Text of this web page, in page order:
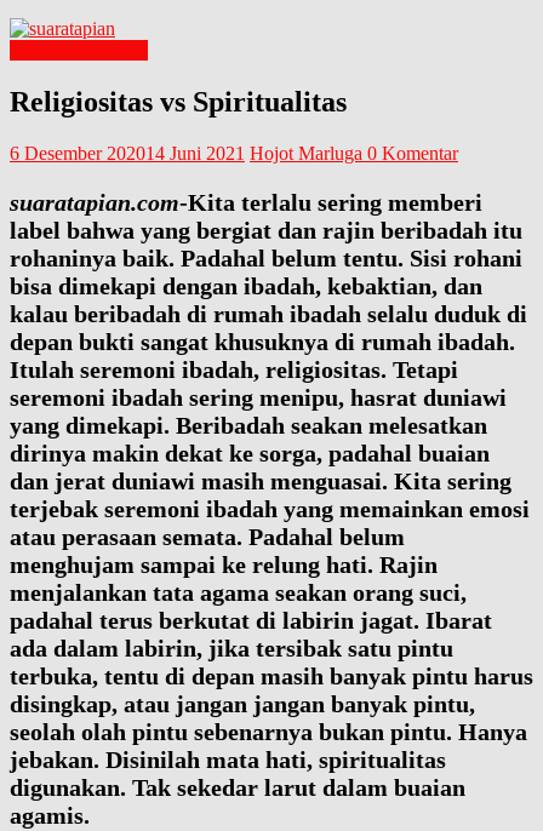
Religiositas vs Spiritualitas
6 Desember 202014 Juni 2021 Hojot Marluga 0 Komentar
suaratapian.com-Kita terlalu sering memberi
label bahwa yang bergiat dan rajin beribadah itu
rohaninya baik. Padahal belum tentu. Sisi rohani
bisa dimekapi dengan ibadah, kebaktian, dan
kalau beribadah di rumah ibadah selalu duduk di
depan bukti sangat khusuknya di rumah ibadah.
Itulah seremoni ibadah, religiositas. Tetapi
seremoni ibadah sering menipu, hasrat duniawi
yang dimekapi. Beribadah seakan melesatkan
dirinya makin dekat ke sorga, padahal buaian
dan jerat duniawi masih menguasai. Kita sering
terjebak seremoni ibadah yang memainkan emosi
atau perasaan semata. Padahal belum
menghujam sampai ke relung hati. Rajin
menjalankan tata agama seakan orang suci,
padahal terus berkutat di labirin jagat. Ibarat
ada dalam labirin, jika tersibak satu pintu
terbuka, tentu di depan masih banyak pintu harus
disingkap, atau jangan jangan banyak pintu,
seolah olah pintu sebenarnya bukan pintu. Hanya
jebakan. Disinilah mata hati, spiritualitas
digunakan. Tak sekedar larut dalam buaian
agamis.